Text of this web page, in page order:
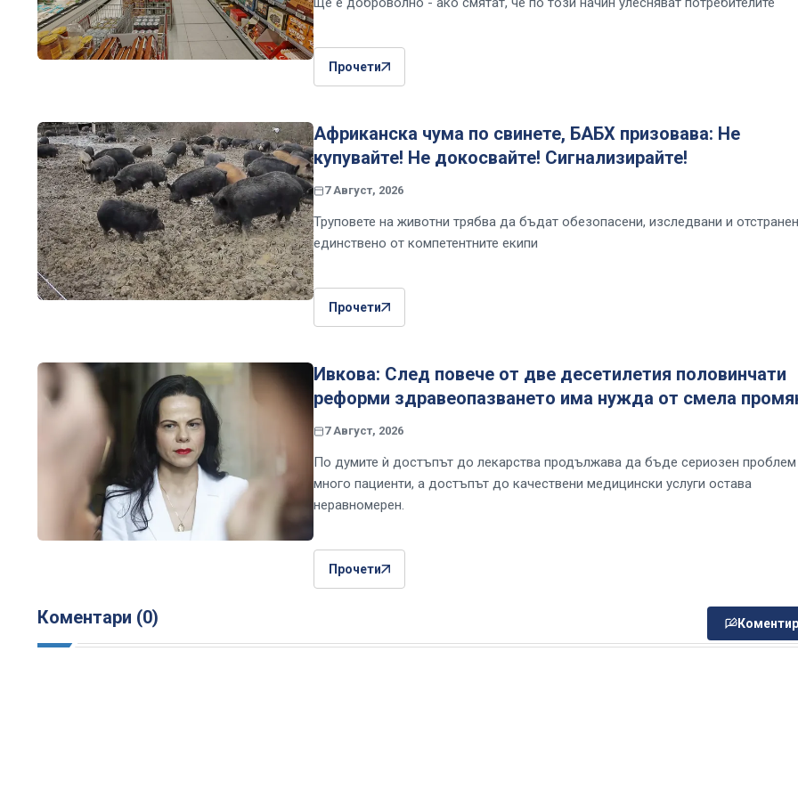
Прочети
Африканска чума по свинете, БАБХ призовава: Не
купувайте! Не докосвайте! Сигнализирайте!
7 Август, 2026
Труповете на животни трябва да бъдат обезопасени, изследвани и
единствено от компетентните екипи
Прочети
Ивкова: След повече от две десетилетия половинчати
реформи здравеопазването има нужда от смела
7 Август, 2026
По думите ѝ достъпът до лекарства продължава да бъде сериозен проблем
много пациенти, а достъпът до качествени медицински услуги остава
неравномерен.
Прочети
Коментари (0)